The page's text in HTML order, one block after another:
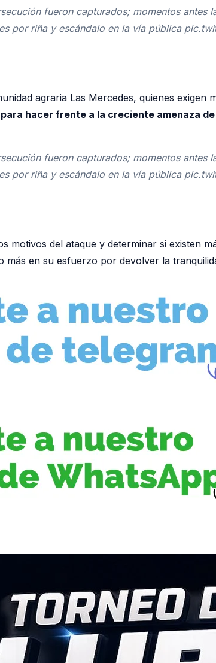
fueron capturados; momentos
por riña y escándalo en la vía pública
agraria Las Mercedes, quienes exigen
hacer frente a la creciente amenaza
fueron capturados; momentos
por riña y escándalo en la vía pública
motivos del ataque y determinar si existen
en su esfuerzo por devolver la